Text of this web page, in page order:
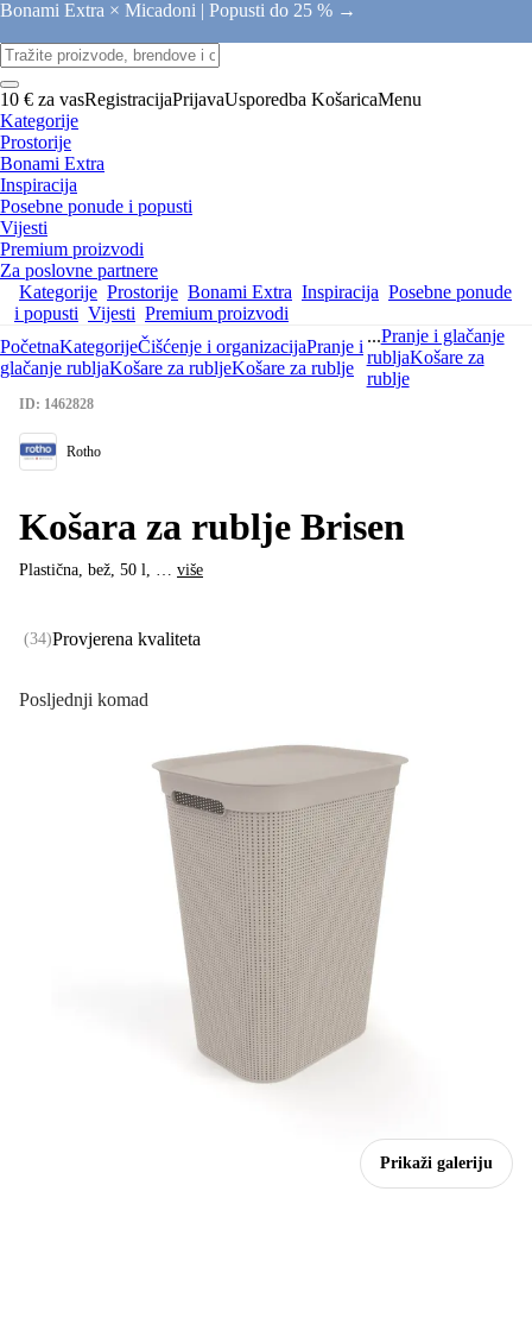
Bonami Extra × Micadoni | Popusti do 25 % →
10 € za vasRegistracijaPrijavaUsporedba KošaricaMenu
Kategorije
Prostorije
Bonami Extra
Inspiracija
Posebne ponude i popusti
Vijesti
Premium proizvodi
Za poslovne partnere
Kategorije Prostorije Bonami Extra Inspiracija Posebne ponude
i popusti Vijesti Premium proizvodi
PočetnaKategorijeČišćenje i organizacijaPranje i
glačanje rubljaKošare za rubljeKošare za rublje
...Pranje i glačanje
rubljaKošare za
rublje
Prikaži galeriju
Posljednji komad
ID: 1462828
Rotho
Košara za rublje Brisen
Plastična, bež, 50 l, … više
(34)Provjerena kvaliteta